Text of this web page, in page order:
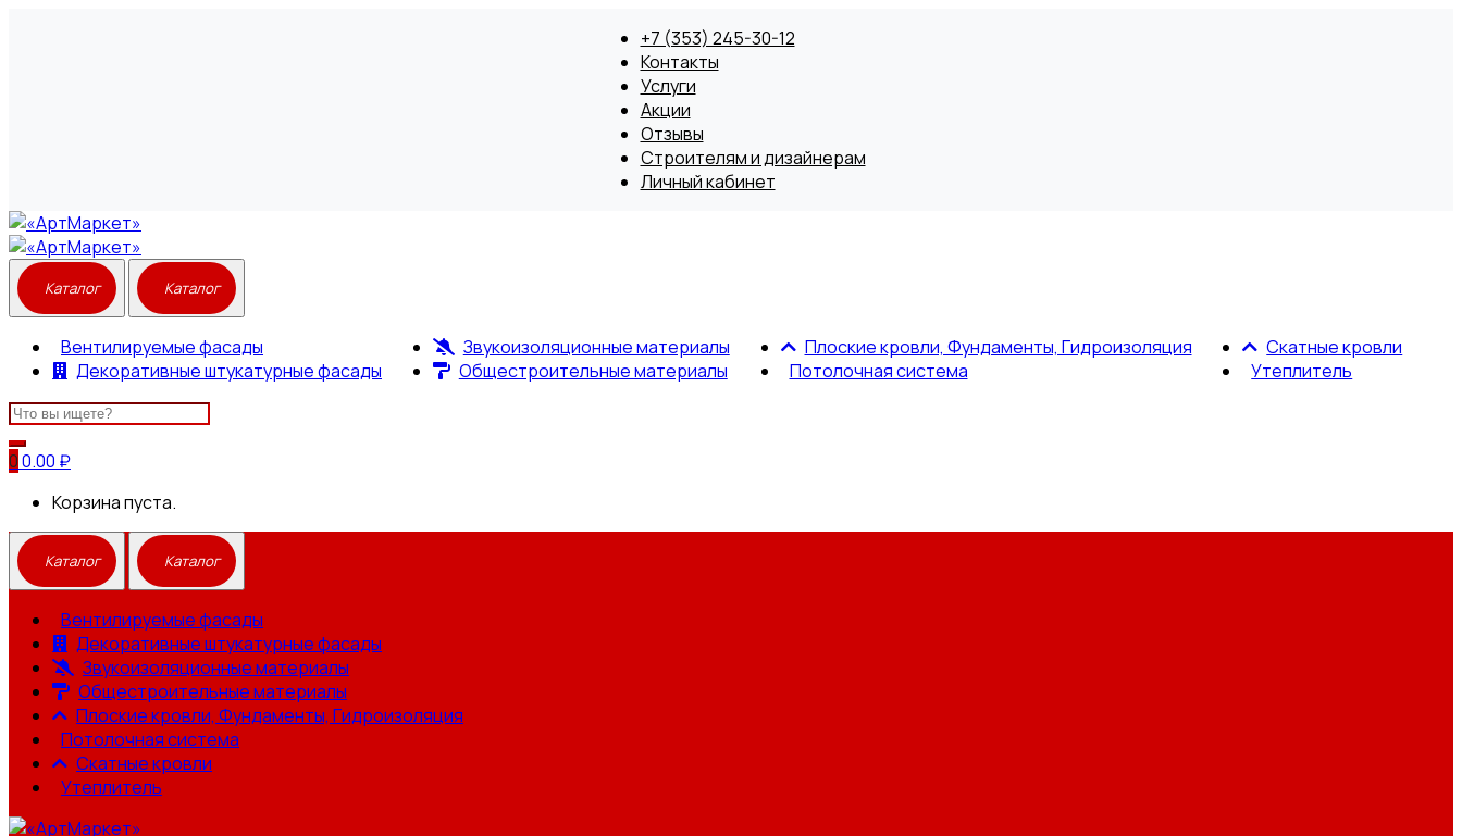
Вентилируемые фасады
Декоративные штукатурные фасады
Звукоизоляционные материалы
Общестроительные материалы
Плоские кровли, Фундаменты, Гидроизоляция
Потолочная система
Скатные кровли
Утеплитель
Search
for:
00.00 ₽
Корзина пуста.
+7 (353) 245-30-12
Контакты
Услуги
Акции
Отзывы
Строителям и дизайнерам
Личный кабинет
Вентилируемые фасады
Декоративные штукатурные фасады
Звукоизоляционные материалы
Общестроительные материалы
Плоские кровли, Фундаменты, Гидроизоляция
Потолочная система
Скатные кровли
Утеплитель